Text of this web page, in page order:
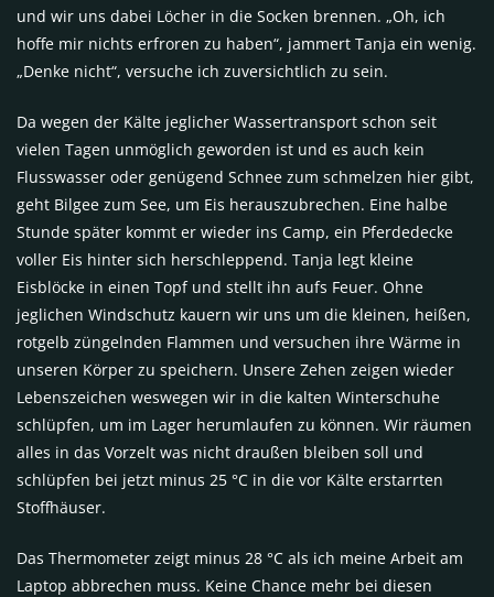
und wir uns dabei Löcher in die Socken brennen. „Oh, ich
hoffe mir nichts erfroren zu haben“, jammert Tanja ein wenig.
„Denke nicht“, versuche ich zuversichtlich zu sein.
Da wegen der Kälte jeglicher Wassertransport schon seit
vielen Tagen unmöglich geworden ist und es auch kein
Flusswasser oder genügend Schnee zum schmelzen hier gibt,
geht Bilgee zum See, um Eis herauszubrechen. Eine halbe
Stunde später kommt er wieder ins Camp, ein Pferdedecke
voller Eis hinter sich herschleppend. Tanja legt kleine
Eisblöcke in einen Topf und stellt ihn aufs Feuer. Ohne
jeglichen Windschutz kauern wir uns um die kleinen, heißen,
rotgelb züngelnden Flammen und versuchen ihre Wärme in
unseren Körper zu speichern. Unsere Zehen zeigen wieder
Lebenszeichen weswegen wir in die kalten Winterschuhe
schlüpfen, um im Lager herumlaufen zu können. Wir räumen
alles in das Vorzelt was nicht draußen bleiben soll und
schlüpfen bei jetzt minus 25 °C in die vor Kälte erstarrten
Stoffhäuser.
Das Thermometer zeigt minus 28 °C als ich meine Arbeit am
Laptop abbrechen muss. Keine Chance mehr bei diesen